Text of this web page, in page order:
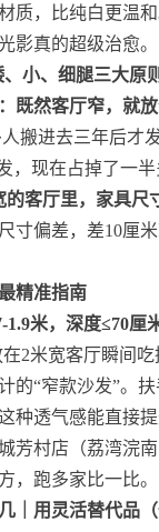
质，比纯白更温
影真的超级治愈。
小、细腿三大原
既然客厅窄，就
搬进去三年后才
，现在占掉了一
的客厅里，家具尺
偏差，差10厘
精准指南
1.9米，深度≤70厘
2米宽客厅瞬间吃
的“窄款沙发”。
透气感能直接提
芳村店（荔湾浣
，跑多家比一比。
｜用灵活替代品（